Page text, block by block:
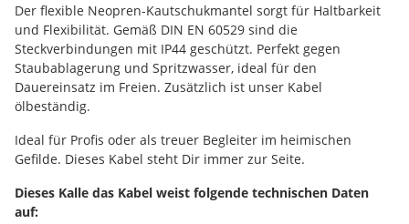
Der flexible Neopren-Kautschukmantel sorgt für Haltbarkeit
und Flexibilität. Gemäß DIN EN 60529 sind die
Steckverbindungen mit IP44 geschützt. Perfekt gegen
Staubablagerung und Spritzwasser, ideal für den
Dauereinsatz im Freien. Zusätzlich ist unser Kabel
ölbeständig.
Ideal für Profis oder als treuer Begleiter im heimischen
Gefilde. Dieses Kabel steht Dir immer zur Seite.
Dieses Kalle das Kabel weist folgende technischen Daten
auf: